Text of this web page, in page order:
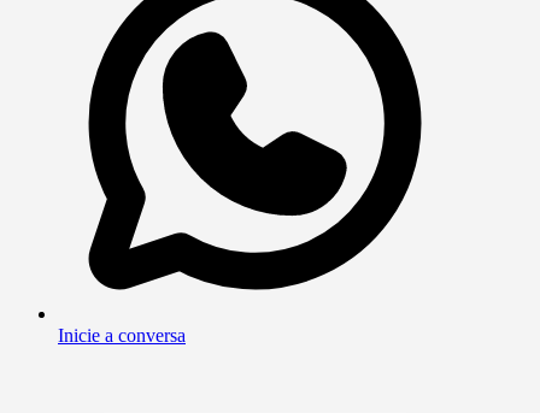
Inicie a conversa